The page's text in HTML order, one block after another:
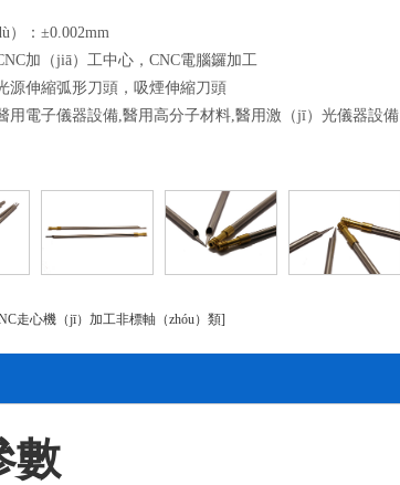
）：±0.002mm
加（jiā）工中心，CNC電腦鑼加工
源伸縮弧形刀頭，吸煙伸縮刀頭
用電子儀器設備,醫用高分子材料,醫用激（jī）光儀器設備
走心機（jī）加工非標軸（zhóu）類]
數